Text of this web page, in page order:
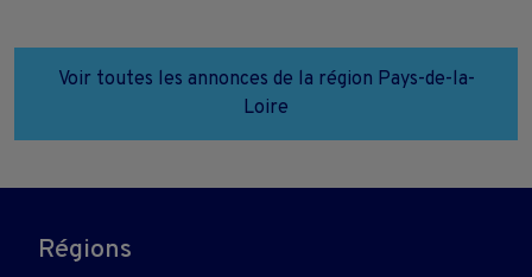
Voir toutes les annonces de la région Pays-de-la-
Loire
Régions